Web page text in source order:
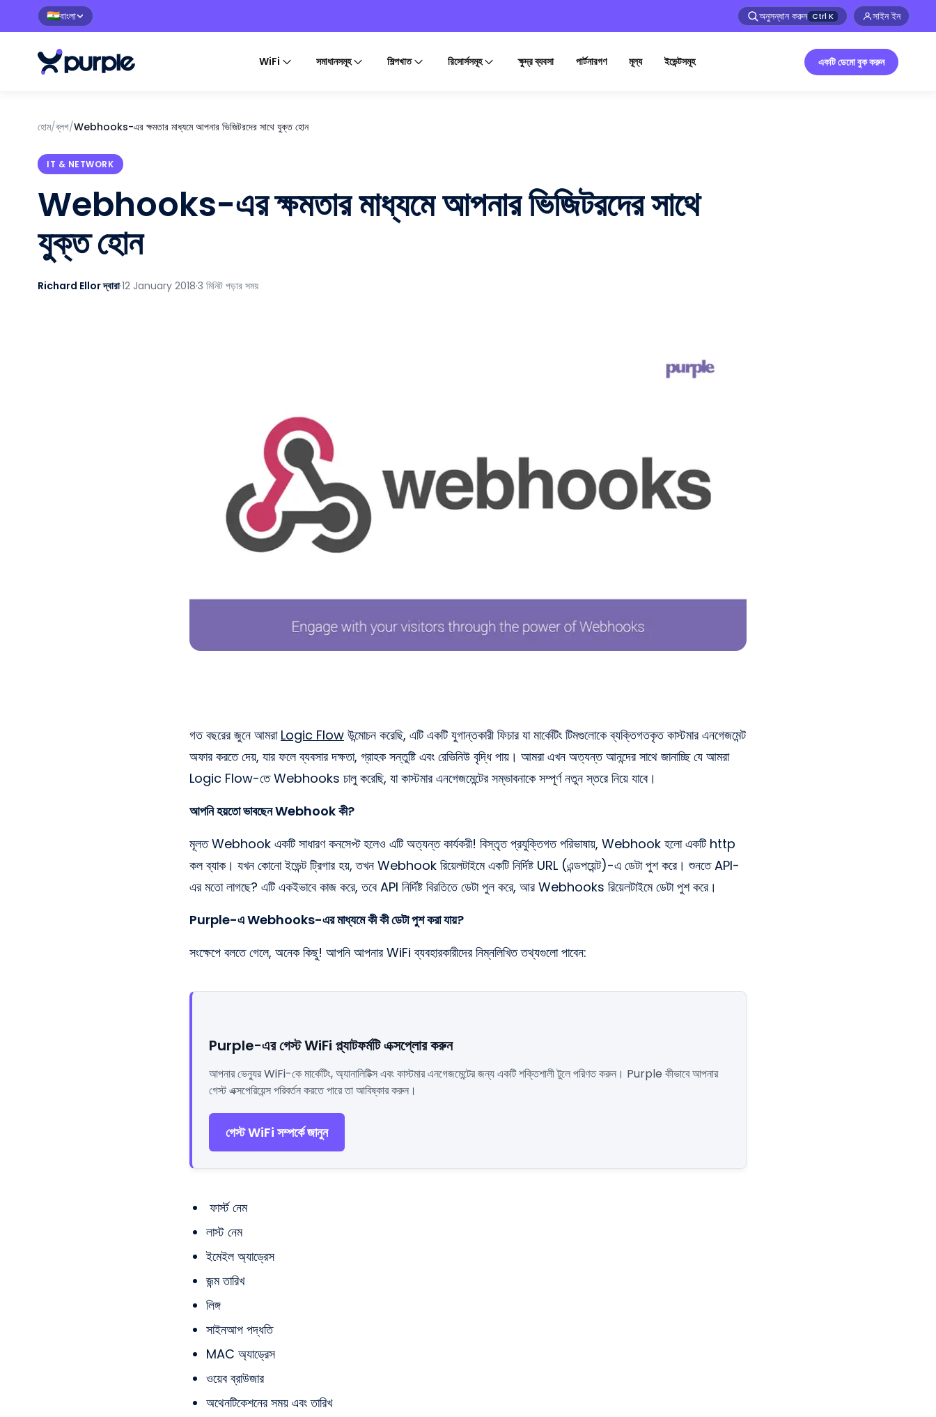
🇮🇳বাংলা অনুসন্ধান করুন Ctrl K সাইন ইন
WiFi সমাধানসমূহ শিল্পখাত রিসোর্সসমূহ ক্ষুদ্র ব্যবসা পার্টনারগণ মূল্য ইভেন্টসমূহ একটি ডেমো বুক করুন
হোম/ব্লগ/Webhooks-এর ক্ষমতার মাধ্যমে আপনার ভিজিটরদের সাথে যুক্ত হোন
IT & NETWORK
Webhooks-এর ক্ষমতার মাধ্যমে আপনার ভিজিটরদের সাথে
যুক্ত হোন
Richard Ellor দ্বারা·12 January 2018·3 মিনিট পড়ার সময়
গত বছরের জুনে আমরা Logic Flow উন্মোচন করেছি, এটি একটি যুগান্তকারী ফিচার যা মার্কেটিং টিমগুলোকে ব্যক্তিগতকৃত কাস্টমার এনগেজমেন্ট
অফার করতে দেয়, যার ফলে ব্যবসার দক্ষতা, গ্রাহক সন্তুষ্টি এবং রেভিনিউ বৃদ্ধি পায়। আমরা এখন অত্যন্ত আনন্দের সাথে জানাচ্ছি যে আমরা
Logic Flow-তে Webhooks চালু করেছি, যা কাস্টমার এনগেজমেন্টের সম্ভাবনাকে সম্পূর্ণ নতুন স্তরে নিয়ে যাবে।
আপনি হয়তো ভাবছেন Webhook কী?
মূলত Webhook একটি সাধারণ কনসেপ্ট হলেও এটি অত্যন্ত কার্যকরী! বিস্তৃত প্রযুক্তিগত পরিভাষায়, Webhook হলো একটি http
কল ব্যাক। যখন কোনো ইভেন্ট ট্রিগার হয়, তখন Webhook রিয়েলটাইমে একটি নির্দিষ্ট URL (এন্ডপয়েন্ট)-এ ডেটা পুশ করে। শুনতে API-
এর মতো লাগছে? এটি একইভাবে কাজ করে, তবে API নির্দিষ্ট বিরতিতে ডেটা পুল করে, আর Webhooks রিয়েলটাইমে ডেটা পুশ করে।
Purple-এ Webhooks-এর মাধ্যমে কী কী ডেটা পুশ করা যায়?
সংক্ষেপে বলতে গেলে, অনেক কিছু! আপনি আপনার WiFi ব্যবহারকারীদের নিম্নলিখিত তথ্যগুলো পাবেন:
Purple-এর গেস্ট WiFi প্ল্যাটফর্মটি এক্সপ্লোর করুন
আপনার ভেন্যুর WiFi-কে মার্কেটিং, অ্যানালিটিক্স এবং কাস্টমার এনগেজমেন্টের জন্য একটি শক্তিশালী টুলে পরিণত করুন। Purple কীভাবে আপনার
গেস্ট এক্সপেরিয়েন্স পরিবর্তন করতে পারে তা আবিষ্কার করুন।
গেস্ট WiFi সম্পর্কে জানুন
ফার্স্ট নেম
লাস্ট নেম
ইমেইল অ্যাড্রেস
জন্ম তারিখ
লিঙ্গ
সাইনআপ পদ্ধতি
MAC অ্যাড্রেস
ওয়েব ব্রাউজার
অথেনটিকেশনের সময় এবং তারিখ